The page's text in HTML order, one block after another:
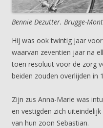
Bennie Dezutter. Brugge-
Hij was ook twintig jaar
waarvan zeventien jaar na
toen resoluut voor de zorg
beiden zouden overlijden in
Zijn zus Anna-Marie was
en vestigden zich
van hun zoon Sebastian.